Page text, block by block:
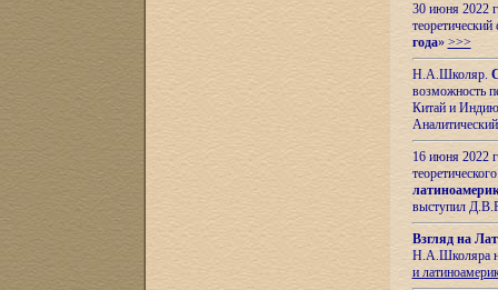
30 июня 2022
года» >>>
Н.А.Школяр.
возможность
Китай и
16 июня 2022
выступил
Взгляд на
Н.А.Школяра
и